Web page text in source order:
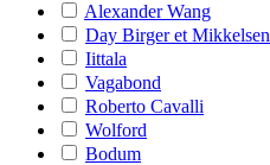
Alexander Wang
Day Birger et Mikkelsen
Iittala
Vagabond
Roberto Cavalli
Wolford
Bodum